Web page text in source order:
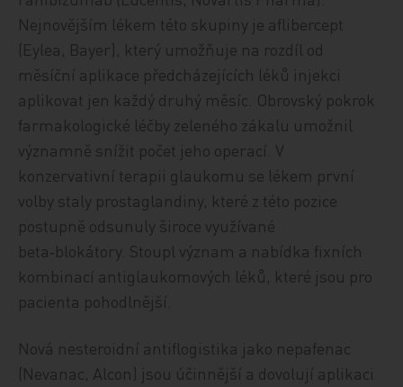
Nejnovějším lékem této skupiny je aflibercept
(Eylea, Bayer), který umožňuje na rozdíl od
měsíční aplikace předcházejících léků injekci
aplikovat jen každý druhý měsíc. Obrovský pokrok
farmakologické léčby zeleného zákalu umožnil
významně snížit počet jeho operací. V
konzervativní terapii glaukomu se lékem první
volby staly prostaglandiny, které z této pozice
postupně odsunuly široce využívané
beta‑blokátory. Stoupl význam a nabídka fixních
kombinací antiglaukomových léků, které jsou pro
pacienta pohodlnější.
Nová nesteroidní antiflogistika jako nepafenac
(Nevanac, Alcon) jsou účinnější a dovolují aplikaci